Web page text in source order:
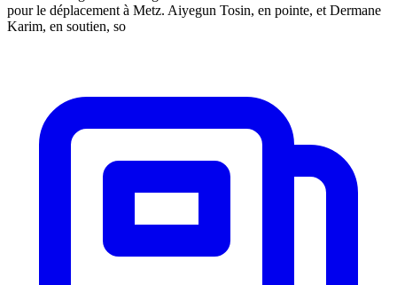
pour le déplacement à Metz. Aiyegun Tosin, en pointe, et Dermane
Karim, en soutien, so